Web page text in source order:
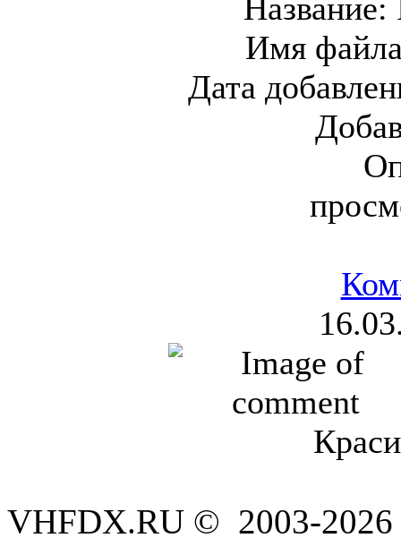
Название:
Имя
Дата
VHFDX.RU © 2003-2026